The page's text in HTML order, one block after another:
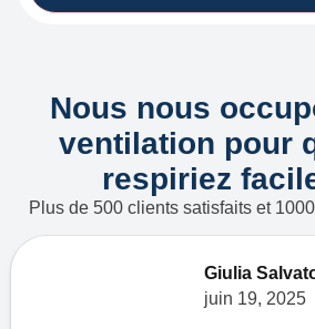
Nous nous
ventilation pour
respiriez
Plus de 500 clients satisfaits et
Giulia
juin 19, 2025